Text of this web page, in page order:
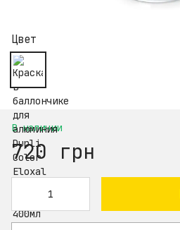
Цвет
В наличии
720 грн